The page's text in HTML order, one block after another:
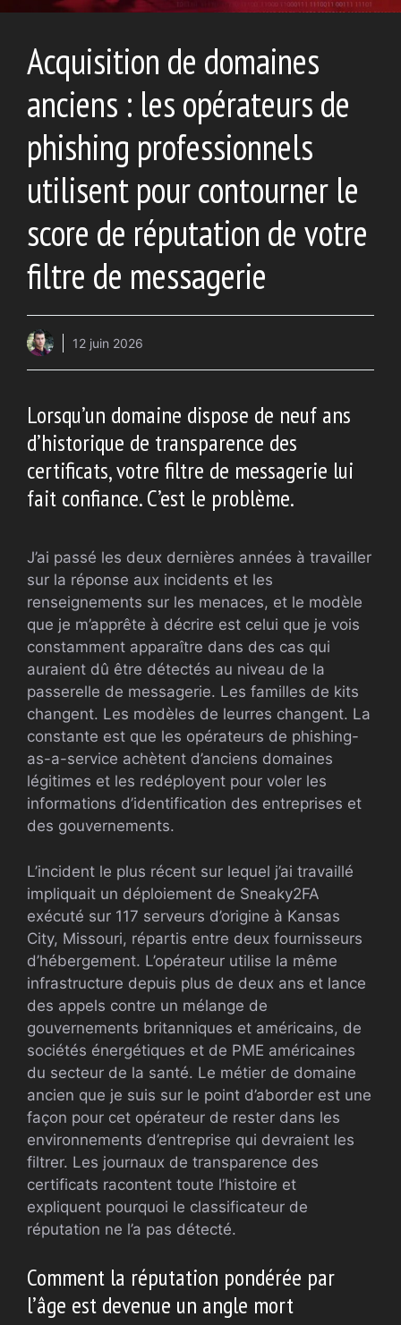
Acquisition de domaines
anciens : les opérateurs de
phishing professionnels
utilisent pour contourner le
score de réputation de votre
filtre de messagerie
12 juin 2026
Lorsqu’un domaine dispose de neuf ans
d’historique de transparence des
certificats, votre filtre de messagerie lui
fait confiance. C’est le problème.
J’ai passé les deux dernières années à travailler
sur la réponse aux incidents et les
renseignements sur les menaces, et le modèle
que je m’apprête à décrire est celui que je vois
constamment apparaître dans des cas qui
auraient dû être détectés au niveau de la
passerelle de messagerie. Les familles de kits
changent. Les modèles de leurres changent. La
constante est que les opérateurs de phishing-
as-a-service achètent d’anciens domaines
légitimes et les redéployent pour voler les
informations d’identification des entreprises et
des gouvernements.
L’incident le plus récent sur lequel j’ai travaillé
impliquait un déploiement de Sneaky2FA
exécuté sur 117 serveurs d’origine à Kansas
City, Missouri, répartis entre deux fournisseurs
d’hébergement. L’opérateur utilise la même
infrastructure depuis plus de deux ans et lance
des appels contre un mélange de
gouvernements britanniques et américains, de
sociétés énergétiques et de PME américaines
du secteur de la santé. Le métier de domaine
ancien que je suis sur le point d’aborder est une
façon pour cet opérateur de rester dans les
environnements d’entreprise qui devraient les
filtrer. Les journaux de transparence des
certificats racontent toute l’histoire et
expliquent pourquoi le classificateur de
réputation ne l’a pas détecté.
Comment la réputation pondérée par
l’âge est devenue un angle mort